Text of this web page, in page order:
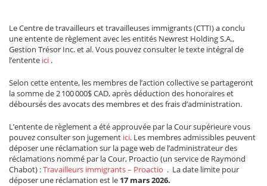
Le Centre de travailleurs et travailleuses immigrants (CTTI) a conclu
une entente de règlement avec les entités Newrest Holding S.A.,
Gestion Trésor Inc. et al. Vous pouvez consulter le texte intégral de
l’entente ici .
Selon cette entente, les membres de l’action collective se partageront
la somme de 2 100 000$ CAD, après déduction des honoraires et
déboursés des avocats des membres et des frais d’administration.
L’entente de règlement a été approuvée par la Cour supérieure vous
pouvez consulter son jugement ici. Les membres admissibles peuvent
déposer une réclamation sur la page web de l’administrateur des
réclamations nommé par la Cour, Proactio (un service de Raymond
Chabot) :Travailleurs immigrants – Proactio . La date limite pour
déposer une réclamation est le 17 mars 2026.